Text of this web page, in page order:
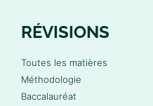
RÉVISIONS
Toutes les matières
Méthodologie
Baccalauréat